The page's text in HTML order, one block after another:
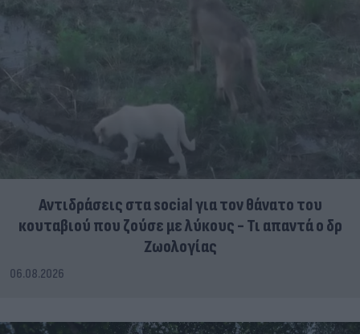
Αντιδράσεις στα social για τον θάνατο του
κουταβιού που ζούσε με λύκους - Τι απαντά ο δρ
Ζωολογίας
06.08.2026